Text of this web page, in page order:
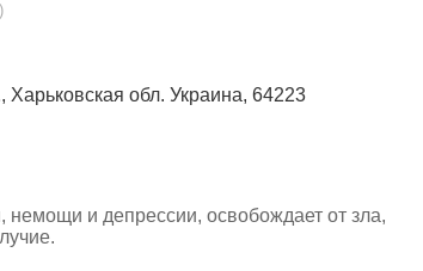
обл. Украина, 64223
немощи и депрессии, освобождает от зла,